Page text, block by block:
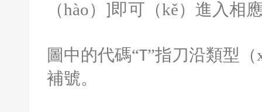
（hào）
即可（kě）進入相
圖中的代碼“ T ”指刀沿類型
補號。